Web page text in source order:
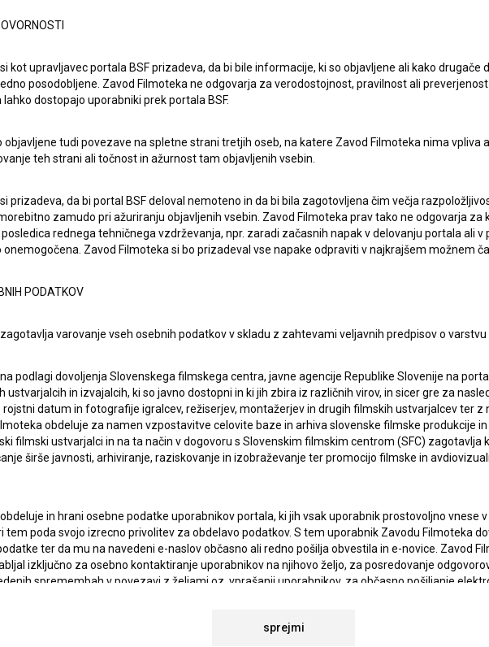
in dajemsoglasje za zbiranje, hrambo in obdelavo osebnih
PARTNERJI
O PROJEKTU
STATISTIKA
POGOSTA
VPRAŠANJA
PRIJAVITE SE NA BSF NOVIČNIK:
kot upravljavec portala BSF prizadeva, da bi bile informacije, ki so objavljene ali kako drugače
posodobljene. Zavod Filmoteka ne odgovarja za verodostojnost, pravilnost ali
dostopajo uporabniki prek portala BSF.
objavljene tudi povezave na spletne strani tretjih oseb, na katere Zavod Filmoteka nima vpliva
teh strani ali točnost in ažurnost tam objavljenih vsebin.
prizadeva, da bi portal BSF deloval nemoteno in da bi bila zagotovljena čim večja
zamudo pri ažuriranju objavljenih vsebin. Zavod Filmoteka prav tako ne odgovarja za
rednega tehničnega vzdrževanja, npr. zaradi začasnih napak v delovanju portala ali v
Zavod Filmoteka si bo prizadeval vse napake odpraviti v najkrajšem možnem
PODATKOV
varovanje vseh osebnih podatkov v skladu z zahtevami veljavnih predpisov o varstvu
podlagi dovoljenja Slovenskega filmskega centra, javne agencije Republike Slovenije na
ustvarjalcih in izvajalcih, ki so javno dostopni in ki jih zbira iz različnih virov, in sicer gre za
rojstni datum in fotografije igralcev, režiserjev, montažerjev in drugih filmskih ustvarjalcev ter z
obdeluje za namen vzpostavitve celovite baze in arhiva slovenske filmske produkcije
filmski ustvarjalci in na ta način v dogovoru s Slovenskim filmskim centrom (SFC) zagotavlja
širše javnosti, arhiviranje, raziskovanje in izobraževanje ter promocijo filmske in
in hrani osebne podatke uporabnikov portala, ki jih vsak uporabnik prostovoljno vnese
tem poda svojo izrecno privolitev za obdelavo podatkov. S tem uporabnik Zavodu Filmoteka
ter da mu na navedeni e-naslov občasno ali redno pošilja obvestila in e-novice. Zavod
izključno za osebno kontaktiranje uporabnikov na njihovo željo, za posredovanje
spremembah v povezavi z željami oz. vprašanji uporabnikov, za občasno pošiljanje
sprejmi